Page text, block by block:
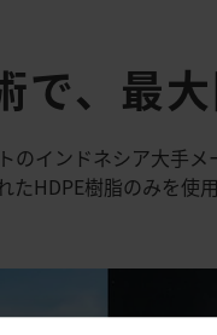
で、最
のインドネシア大手
HDPE樹脂のみを使